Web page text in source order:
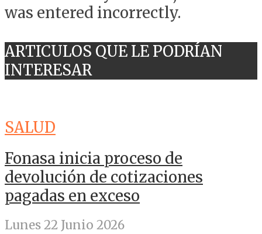
was entered incorrectly.
ARTICULOS QUE LE PODRÍAN
INTERESAR
SALUD
Fonasa inicia proceso de
devolución de cotizaciones
pagadas en exceso
Lunes 22 Junio 2026